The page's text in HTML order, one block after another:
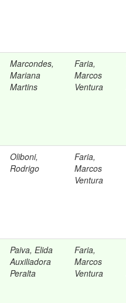
Marcondes,
Mariana
Martins
Faria,
Marcos
Ventura
Oliboni,
Rodrigo
Faria,
Marcos
Ventura
Paiva, Elida
Auxiliadora
Peralta
Faria,
Marcos
Ventura